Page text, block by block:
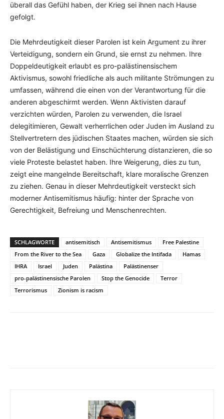
überall das Gefühl haben, der Krieg sei ihnen nach Hause
gefolgt.
Die Mehrdeutigkeit dieser Parolen ist kein Argument zu ihrer
Verteidigung, sondern ein Grund, sie ernst zu nehmen. Ihre
Doppeldeutigkeit erlaubt es pro-palästinensischem
Aktivismus, sowohl friedliche als auch militante Strömungen zu
umfassen, während die einen von der Verantwortung für die
anderen abgeschirmt werden. Wenn Aktivisten darauf
verzichten würden, Parolen zu verwenden, die Israel
delegitimieren, Gewalt verherrlichen oder Juden im Ausland zu
Stellvertretern des jüdischen Staates machen, würden sie sich
von der Belästigung und Einschüchterung distanzieren, die so
viele Proteste belastet haben. Ihre Weigerung, dies zu tun,
zeigt eine mangelnde Bereitschaft, klare moralische Grenzen
zu ziehen. Genau in dieser Mehrdeutigkeit versteckt sich
moderner Antisemitismus häufig: hinter der Sprache von
Gerechtigkeit, Befreiung und Menschenrechten.
SCHLAGWORTE antisemitisch Antisemitismus
Free Palestine
From the River to the Sea
Gaza Globalize the Intifada
Hamas
IHRA
Israel Juden Palästina
Palästinenser
pro-palästinensische Parolen
Stop the Genocide
Terror
Terrorismus
Zionism is racism